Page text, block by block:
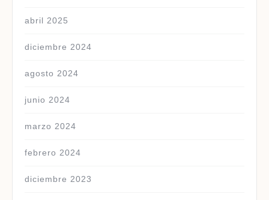
abril 2025
diciembre 2024
agosto 2024
junio 2024
marzo 2024
febrero 2024
diciembre 2023